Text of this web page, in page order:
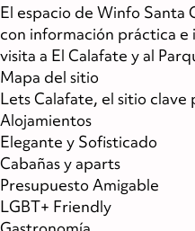
El espacio de Winfo Santa
con información práctica e
visita a El Calafate y al
Mapa del sitio
Lets Calafate, el sitio clave
Alojamientos
Elegante y Sofisticado
Cabañas y aparts
Presupuesto Amigable
LGBT+ Friendly